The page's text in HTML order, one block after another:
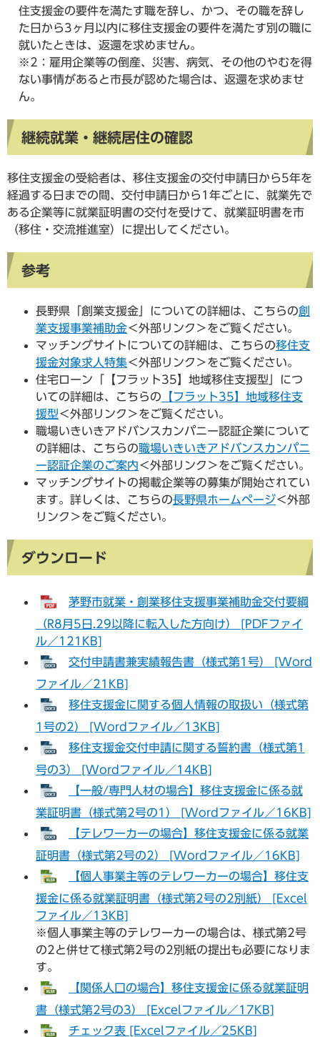
住支援金の要件を満たす職を辞し、かつ、その職を辞し
た日から3ヶ月以内に移住支援金の要件を満たす別の職に
就いたときは、返還を求めません。
※2：雇用企業等の倒産、災害、病気、その他のやむを得
ない事情があると市長が認めた場合は、返還を求めませ
ん。
継続就業・継続居住の確認
移住支援金の受給者は、移住支援金の交付申請日から5年を
経過する日までの間、交付申請日から1年ごとに、就業先で
ある企業等に就業証明書の交付を受けて、就業証明書を市
（移住・交流推進室）に提出してください。
参考
長野県「創業支援金」についての詳細は、こちらの創
業支援事業補助金＜外部リンク＞をご覧ください。
マッチングサイトについての詳細は、こちらの移住支
援金対象求人特集＜外部リンク＞をご覧ください。
住宅ローン「【フラット35】地域移住支援型」につ
いての詳細は、こちらの 【フラット35】地域移住支
援型＜外部リンク＞をご覧ください。
職場いきいきアドバンスカンパニー認証企業について
の詳細は、こちらの職場いきいきアドバンスカンパニ
ー認証企業のご案内＜外部リンク＞をご覧ください。
マッチングサイトの掲載企業等の募集が開始されてい
ます。詳しくは、こちらの長野県ホームページ＜外部
リンク＞をご覧ください。
ダウンロード
茅野市就業・創業移住支援事業補助金交付要綱
（R8月5日.29以降に転入した方向け） [PDFファイ
ル／121KB]
交付申請書兼実績報告書（様式第1号） [Word
ファイル／21KB]
移住支援金に関する個人情報の取扱い（様式第
1号の2） [Wordファイル／13KB]
移住支援金交付申請に関する誓約書（様式第1
号の3） [Wordファイル／14KB]
【一般/専門人材の場合】移住支援金に係る就
業証明書（様式第2号の1） [Wordファイル／16KB]
【テレワーカーの場合】移住支援金に係る就業
証明書（様式第2号の2） [Wordファイル／16KB]
【個人事業主等のテレワーカーの場合】移住支
援金に係る就業証明書（様式第2号の2別紙） [Excel
ファイル／13KB]
※個人事業主等のテレワーカーの場合は、様式第2号
の2と併せて様式第2号の2別紙の提出も必要になりま
す。
【関係人口の場合】移住支援金に係る就業証明
書（様式第2号の3） [Excelファイル／17KB]
チェック表 [Excelファイル／25KB]